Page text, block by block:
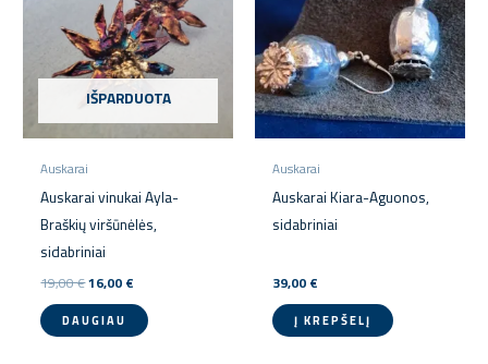
IŠPARDUOTA
Auskarai
Auskarai vinukai Ayla-
Braškių viršūnėlės,
sidabriniai
19,00€16,00 €
DAUGIAU
Auskarai
Auskarai Kiara-Aguonos,
sidabriniai
39,00 €
Į KREPŠELĮ